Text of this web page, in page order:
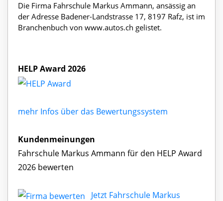
Die Firma Fahrschule Markus Ammann, ansässig an
der Adresse Badener-Landstrasse 17, 8197 Rafz, ist im
Branchenbuch von www.autos.ch gelistet.
HELP Award 2026
mehr Infos über das Bewertungssystem
Kundenmeinungen
Fahrschule Markus Ammann für den HELP Award
2026 bewerten
Jetzt Fahrschule Markus